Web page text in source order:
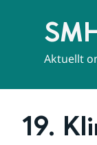
Aktuellt
19.